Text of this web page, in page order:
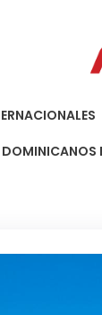
DOMINICANOS